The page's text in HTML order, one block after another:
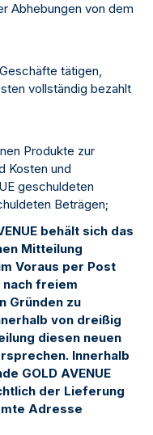
Abhebungen von dem
tätigen,
vollständig bezahlt
Produkte zur
Kosten und
geschuldeten
Beträgen;
behält sich das
Mitteilung
Voraus per Post
freiem
Gründen zu
von dreißig
diesen neuen
Innerhalb
GOLD AVENUE
der Lieferung
Adresse